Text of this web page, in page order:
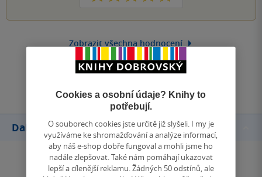
Zobrazit všechna hodnocení
Přidat hodnocení
Další knihy autora
Cookies a osobní údaje? Knihy to
potřebují.
O souborech cookies jste určitě již slyšeli. I my je
využíváme ke shromažďování a analýze informací,
aby náš e-shop dobře fungoval a mohli jsme ho
nadále zlepšovat. Také nám pomáhají ukazovat
lepší a cílenější reklamu. Žádných 50 odstínů, ale